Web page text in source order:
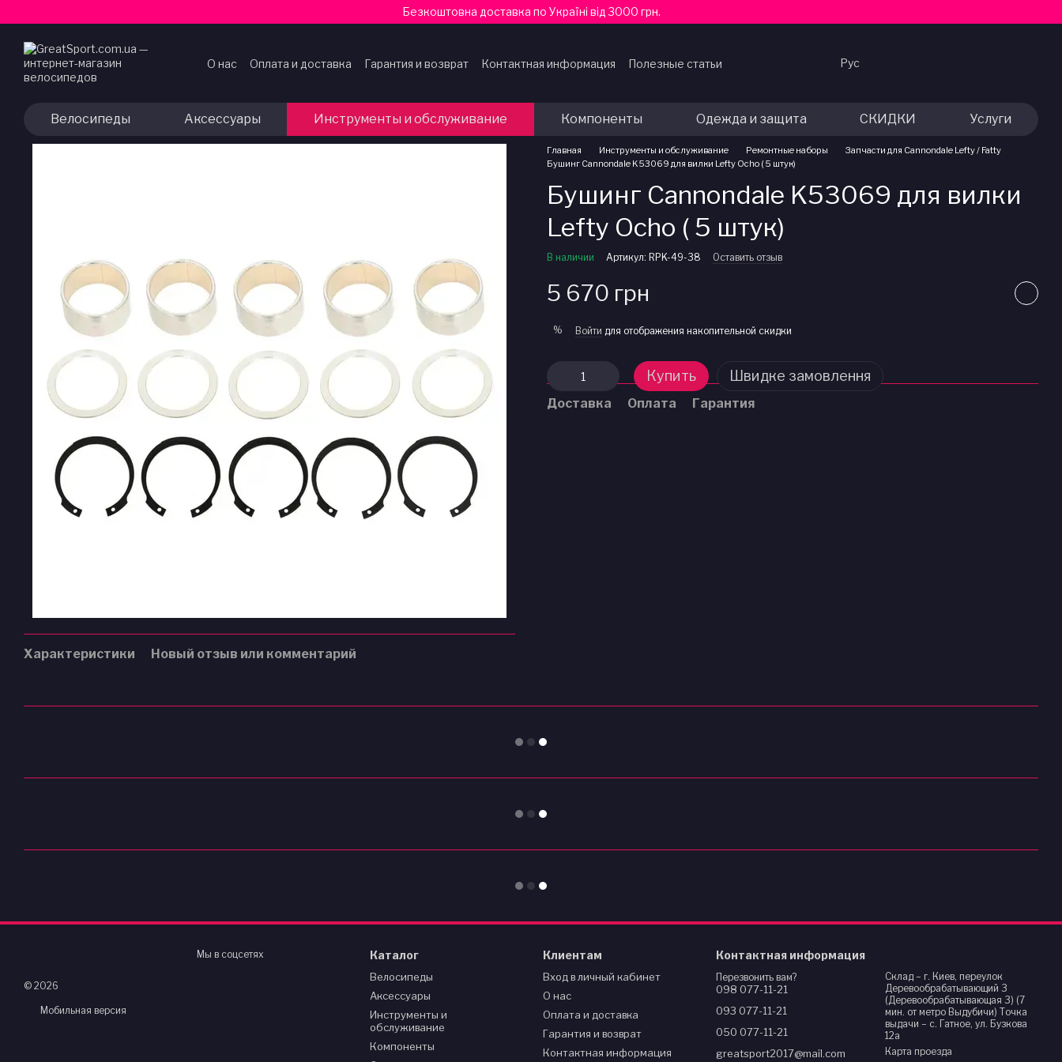
Безкоштовна доставка по Україні від 3000 грн.
О нас Оплата и доставка Гарантия и возврат Контактная информация
Полезные статьи
Рус
Велосипеды Аксессуары Инструменты и обслуживание Компоненты Одежда и защита СКИДКИ Услуги
Характеристики Новый отзыв или комментарий
Главная Инструменты и обслуживание Ремонтные наборы
Запчасти для Cannondale Lefty / Fatty
Бушинг Cannondale K53069 для вилки Lefty Ocho ( 5 штук)
Бушинг Cannondale K53069 для вилки
Lefty Ocho ( 5 штук)
В наличии Артикул: RPK-49-38 Оставить отзыв
5 670 грн
% Войти для отображения накопительной скидки
Купить Швидке замовлення
Доставка Оплата Гарантия
© 2026
Мобильная версия
Мы в соцсетях Каталог
Велосипеды
Аксессуары
Инструменты и
обслуживание
Компоненты
Клиентам
Вход в личный кабинет
О нас
Оплата и доставка
Гарантия и возврат
Контактная информация
Контактная информация
Перезвонить вам?
098 077-11-21
093 077-11-21
050 077-11-21
greatsport2017@mail.com
Склад – г. Киев, переулок
Деревообрабатывающий 3
(Деревообрабатывающая 3) (7
мин. от метро Выдубичи) Точка
выдачи – с. Гатное, ул. Бузкова
12а
Карта проезда